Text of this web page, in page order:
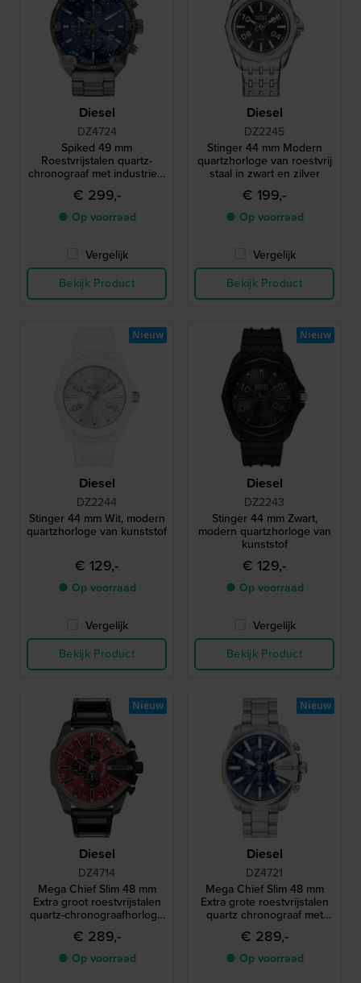
Diesel
DZ4724
Spiked 49 mm
Roestvrijstalen quartz-
chronograaf met industrieel
design
€ 299,-
● Op voorraad
Vergelijk
Bekijk Product
Diesel
DZ2245
Stinger 44 mm Modern
quartzhorloge van roestvrij
staal in zwart en zilver
€ 199,-
● Op voorraad
Vergelijk
Bekijk Product
Diesel
DZ2244
Stinger 44 mm Wit, modern
quartzhorloge van kunststof
€ 129,-
● Op voorraad
Vergelijk
Bekijk Product
Nieuw
Diesel
DZ2243
Stinger 44 mm Zwart,
modern quartzhorloge van
kunststof
€ 129,-
● Op voorraad
Vergelijk
Bekijk Product
Nieuw
Diesel
DZ4714
Mega Chief Slim 48 mm
Extra groot roestvrijstalen
quartz-chronograafhorloge
met datum en glanzende
zwarte band
€ 289,-
● Op voorraad
Nieuw
Diesel
DZ4721
Mega Chief Slim 48 mm
Extra grote roestvrijstalen
quartz chronograaf met
datum
€ 289,-
● Op voorraad
Nieuw